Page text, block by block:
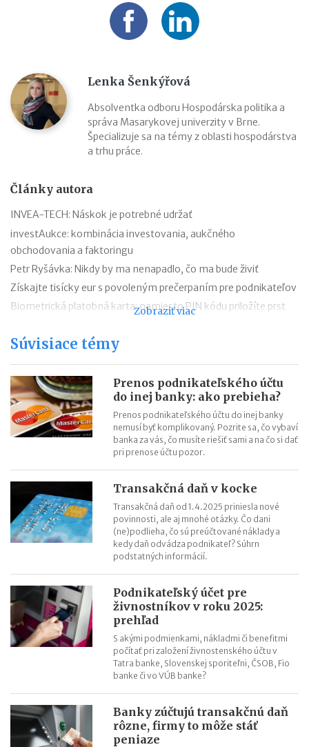
Lenka Šenkýřová
Absolventka odboru Hospodárska politika a
správa Masarykovej univerzity v Brne.
Špecializuje sa na témy z oblasti hospodárstva
a trhu práce.
Články autora
INVEA-TECH: Náskok je potrebné udržať
investAukce: kombinácia investovania, aukčného
obchodovania a faktoringu
Petr Ryšávka: Nikdy by ma nenapadlo, čo ma bude živiť
Získajte tisícky eur s povoleným prečerpaním pre podnikateľov
Biometrická platobná karta: namiesto PIN kódu priložíte prst
Skrátený pracovný úväzok Slováci takmer nepoznajú
VisualDNA: Každý internetový užívateľ má vlastné vizuálne
DNA
Príspevok na podnikanie (SZČ) v roku 2014: úrady práce vyplatili
už takmer 5,5 miliónov eur
Cloudové NFC HCE platby už aj na Slovensku
Zobraziť viac
Súvisiace témy
Prenos podnikateľského účtu
do inej banky: ako prebieha?
Prenos podnikateľského účtu do inej banky
nemusí byť komplikovaný. Pozrite sa, čo vybaví
banka za vás, čo musíte riešiť sami a na čo si dať
pri prenose účtu pozor.
Transakčná daň v kocke
Transakčná daň od 1.4.2025 priniesla nové
povinnosti, ale aj mnohé otázky. Čo dani
(ne)podlieha, čo sú preúčtované náklady a
kedy daň odvádza podnikateľ? Súhrn
podstatných informácií.
Podnikateľský účet pre
živnostníkov v roku 2025:
prehľad
S akými podmienkami, nákladmi či benefitmi
počítať pri založení živnostenského účtu v
Tatra banke, Slovenskej sporiteľni, ČSOB, Fio
banke či vo VÚB banke?
Banky zúčtujú transakčnú daň
rôzne, firmy to môže stáť
peniaze